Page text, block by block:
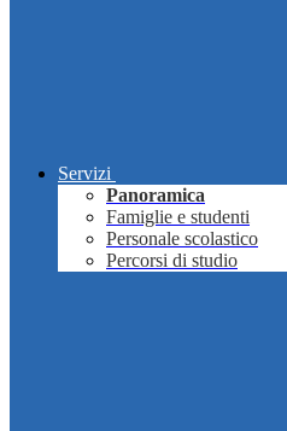
Servizi
Panoramica
Famiglie e studenti
Personale scolastico
Percorsi di studio